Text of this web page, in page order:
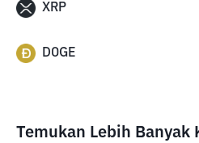
XRP
DOGE
Temukan Lebih Banyak